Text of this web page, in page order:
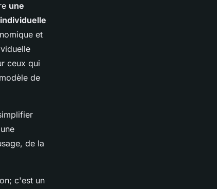
une
et
ceux qui
de
de la
c'est un